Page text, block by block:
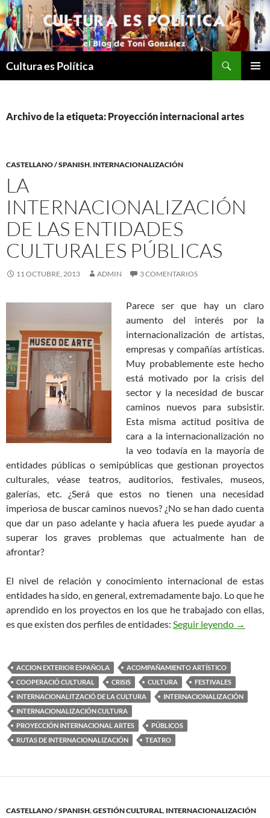
Saltar
al
contenido
Cultura es Política
Archivo de la etiqueta: Proyección internacional artes
CASTELLANO / SPANISH, INTERNACIONALIZACIÓN
LA
INTERNACIONALIZACIÓN
DE LAS ENTIDADES
CULTURALES PÚBLICAS
11 OCTUBRE, 2013 ADMIN 3 COMENTARIOS
Parece ser que hay un claro
aumento del interés por la
internacionalización de artistas,
empresas y compañías artísticas.
Muy probablemente este hecho
está motivado por la crisis del
sector y la necesidad de buscar
caminos nuevos para subsistir.
Esta misma actitud positiva de
cara a la internacionalización no
la veo todavía en la mayoría de
entidades públicas o semipúblicas que gestionan proyectos
culturales, véase teatros, auditorios, festivales, museos,
galerías, etc. ¿Será que estos no tienen una necesidad
imperiosa de buscar caminos nuevos? ¿No se han dado cuenta
que dar un paso adelante y hacia afuera les puede ayudar a
superar los graves problemas que actualmente han de
afrontar?
El nivel de relación y conocimiento internacional de estas
entidades ha sido, en general, extremadamente bajo. Lo que he
aprendido en los proyectos en los que he trabajado con ellas,
es que existen dos perfiles de entidades: Seguir leyendo La
→
ACCION EXTERIOR ESPAÑOLA
ACOMPAÑAMIENTO ARTÍSTICO
COOPERACIÓ CULTURAL
CRISIS CULTURA
FESTIVALES
INTERNACIONALITZACIÓ DE LA CULTURA
INTERNACIONALIZACIÓN
INTERNACIONALIZACIÓN CULTURA
PROYECCIÓN INTERNACIONAL ARTES
PÚBLICOS
RUTAS DE INTERNACIONALIZACIÓN
TEATRO
CASTELLANO / SPANISH,GESTIÓN CULTURAL, INTERNACIONALIZACIÓN